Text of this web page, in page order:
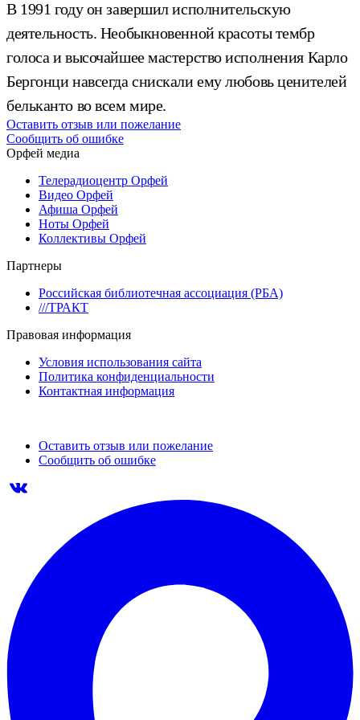
В 1991 году он завершил исполнительскую
деятельность. Необыкновенной красоты тембр
голоса и высочайшее мастерство исполнения Карло
Бергонци навсегда снискали ему любовь ценителей
бельканто во всем мире.
Оставить отзыв или пожелание
Сообщить об ошибке
Орфей медиа
Телерадиоцентр Орфей
Видео Орфей
Афиша Орфей
Ноты Орфей
Коллективы Орфей
Партнеры
Российская библиотечная ассоциация (РБА)
///ТРАКТ
Правовая информация
Условия использования сайта
Политика конфиденциальности
Контактная информация
Оставить отзыв или пожелание
Сообщить об ошибке